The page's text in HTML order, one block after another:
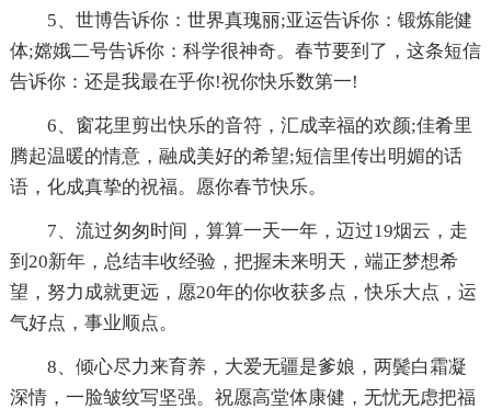
5、世博告诉你：世界真瑰丽;亚运告诉你：锻炼能健
体;嫦娥二号告诉你：科学很神奇。春节要到了，这条短信
告诉你：还是我最在乎你!祝你快乐数第一!
6、窗花里剪出快乐的音符，汇成幸福的欢颜;佳肴里
腾起温暖的情意，融成美好的希望;短信里传出明媚的话
语，化成真挚的祝福。愿你春节快乐。
7、流过匆匆时间，算算一天一年，迈过19烟云，走
到20新年，总结丰收经验，把握未来明天，端正梦想希
望，努力成就更远，愿20年的你收获多点，快乐大点，运
气好点，事业顺点。
8、倾心尽力来育养，大爱无疆是爹娘，两鬓白霜凝
深情，一脸皱纹写坚强。祝愿高堂体康健，无忧无虑把福